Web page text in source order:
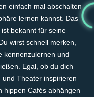
einfach mal abschalten
lernen kannst. Das
bekannt für seine
wirst schnell merken,
kennenzulernen und
Egal, ob du dich
und Theater inspirieren
hippen Cafés abhängen